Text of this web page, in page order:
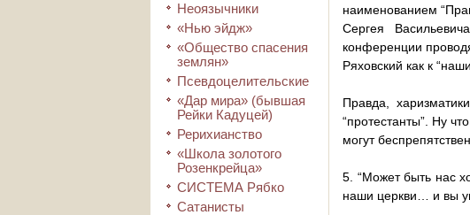
Неоязычники
«Нью эйдж»
«Общество спасения
землян»
Псевдоцелительские
«Дар мира» (бывшая
Рейки Кадуцей)
Рерихианство
«Школа золотого
Розенкрейца»
СИСТЕМА Рябко
Сатанисты
наименованием
Сергея
конференции
Ряховский как к
Правда,
“протестанты”. Ну
могут
5. “Может быть нас
наши церкви… и вы